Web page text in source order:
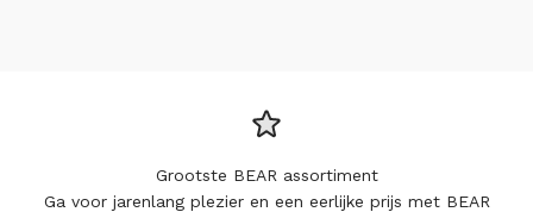
Grootste BEAR assortiment
Ga voor jarenlang plezier en een eerlijke prijs met BEAR